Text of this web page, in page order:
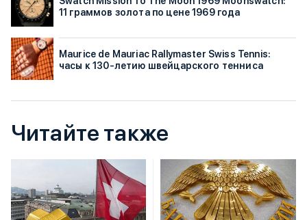
11 граммов золота по цене 1969 года
Maurice de Mauriac Rallymaster Swiss Tennis:
часы к 130-летию швейцарского тенниса
Читайте также